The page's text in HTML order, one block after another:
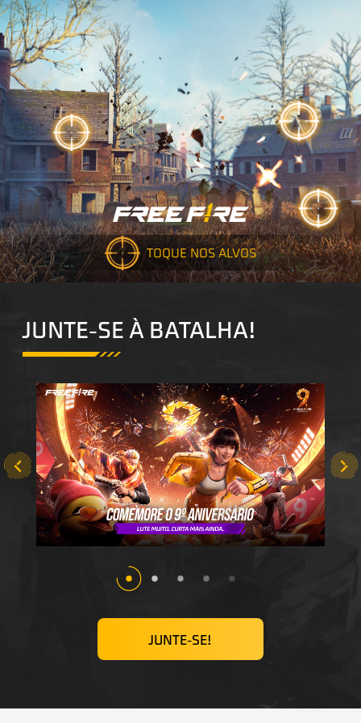
TOQUE NOS ALVOS
JUNTE-SE À BATALHA!
JUNTE-SE!